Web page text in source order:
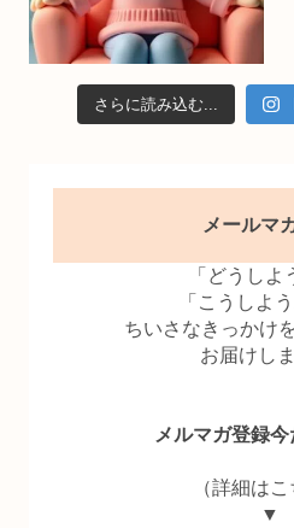
さらに読み込む...
メールマ
「どうしよ
「こうしよ
ちいさなきっかけ
お届けしま
メルマガ登録
（詳細はこ
▼